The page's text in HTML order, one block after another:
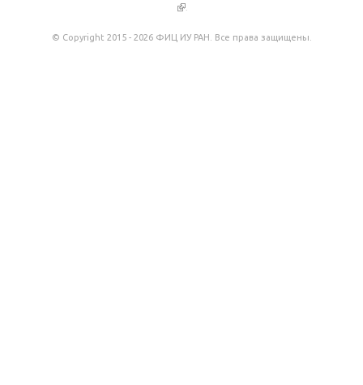
(внешняя ссылка)
.
© Copyright 2015 - 2026 ФИЦ ИУ РАН. Все права защищены.